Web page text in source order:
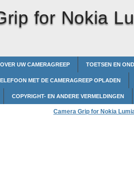
for Nokia
OVER UW CAMERAGREEP TOETSEN EN
MET DE CAMERAGREEP OPLADEN
COPYRIGHT- EN ANDERE VERMELDINGEN
Camera Grip for Nokia